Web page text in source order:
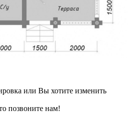
или Вы хотите изменить
позвоните нам!